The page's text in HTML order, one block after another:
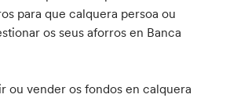
para que calquera persoa ou
os seus aforros en Banca
ou vender os fondos en calquera